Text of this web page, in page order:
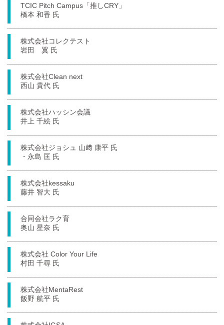
TCIC Pitch Campus「推しCRY」
橋本 和香 氏
株式会社コレクテスト
岩田 翼 氏
株式会社Clean next
西山 貴代 氏
株式会社ハッシン会議
井上 千絵 氏
株式会社ジョシュ 山﨑 康平 氏
・永島 匡 氏
株式会社kessaku
藤井 智大 氏
合同会社ラク育
奥山 星奈 氏
株式会社 Color Your Life
村田 千尋 氏
株式会社MentaRest
飯野 航平 氏